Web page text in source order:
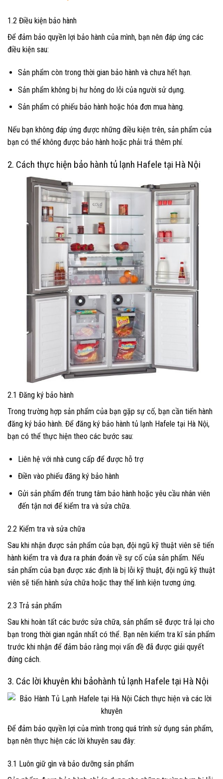
1.2 Điều kiện bảo hành
Để đảm bảo quyền lợi bảo hành của mình, bạn nên đáp ứng các
điều kiện sau:
Sản phẩm còn trong thời gian bảo hành và chưa hết hạn.
Sản phẩm không bị hư hỏng do lỗi của người sử dụng.
Sản phẩm có phiếu bảo hành hoặc hóa đơn mua hàng.
Nếu bạn không đáp ứng được những điều kiện trên, sản phẩm của
bạn có thể không được bảo hành hoặc phải trả thêm phí.
2. Cách thực hiện bảo hành tủ lạnh Hafele tại Hà Nội
2.1 Đăng ký bảo hành
Trong trường hợp sản phẩm của bạn gặp sự cố, bạn cần tiến hành
đăng ký bảo hành. Để đăng ký bảo hành tủ lạnh Hafele tại Hà Nội,
bạn có thể thực hiện theo các bước sau:
Liên hệ với nhà cung cấp để được hỗ trợ
Điền vào phiếu đăng ký bảo hành
Gửi sản phẩm đến trung tâm bảo hành hoặc yêu cầu nhân viên
đến tận nơi để kiểm tra và sửa chữa.
2.2 Kiểm tra và sửa chữa
Sau khi nhận được sản phẩm của bạn, đội ngũ kỹ thuật viên sẽ tiến
hành kiểm tra và đưa ra phán đoán về sự cố của sản phẩm. Nếu
sản phẩm của bạn được xác định là bị lỗi kỹ thuật, đội ngũ kỹ thuật
viên sẽ tiến hành sửa chữa hoặc thay thế linh kiện tương ứng.
2.3 Trả sản phẩm
Sau khi hoàn tất các bước sửa chữa, sản phẩm sẽ được trả lại cho
bạn trong thời gian ngắn nhất có thể. Bạn nên kiểm tra kĩ sản phẩm
trước khi nhận để đảm bảo rằng mọi vấn đề đã được giải quyết
đúng cách.
3. Các lời khuyên khi bảohành tủ lạnh Hafele tại Hà Nội
Để đảm bảo quyền lợi của mình trong quá trình sử dụng sản phẩm,
bạn nên thực hiện các lời khuyên sau đây:
3.1 Luôn giữ gìn và bảo dưỡng sản phẩm